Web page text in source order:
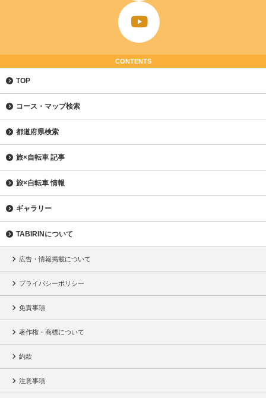
CONTENTS
TOP
コース・マップ検索
都道府県検索
旅×自転車 記事
旅×自転車 情報
ギャラリー
TABIRINについて
広告・情報掲載について
プライバシーポリシー
免責事項
著作権・商標について
約款
注意事項